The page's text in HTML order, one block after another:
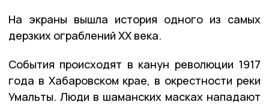
На экраны вышла история одного из самых
дерзких ограблений XX века.
События происходят в канун революции 1917
года в Хабаровском крае, в окрестности реки
Умальты. Люди в шаманских масках нападают